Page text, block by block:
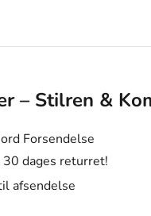
– Stilren &
Forsendelse
dages returret!
afsendelse